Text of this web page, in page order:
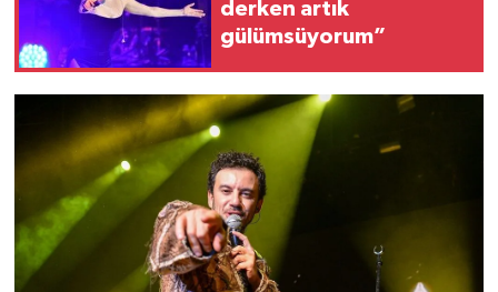
derken artık
gülümsüyorum”